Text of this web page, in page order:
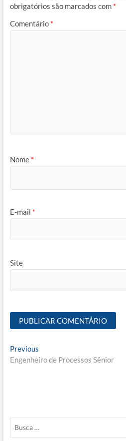
obrigatórios são marcados com *
Comentário *
Nome *
E-mail *
Site
Navegação
de
PreviousPrevious
post:
Engenheiro de Processos Sênior